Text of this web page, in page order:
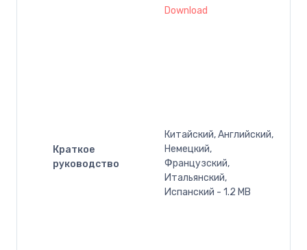
Краткое
руководство
Download
Китайский, Английский,
Немецкий,
Французский,
Итальянский,
Испанский - 1.2 MB